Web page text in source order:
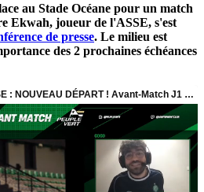
au Stade Océane pour un match
Ekwah, joueur de l'ASSE, s'est
de presse. Le milieu est
des 2 prochaines échéances